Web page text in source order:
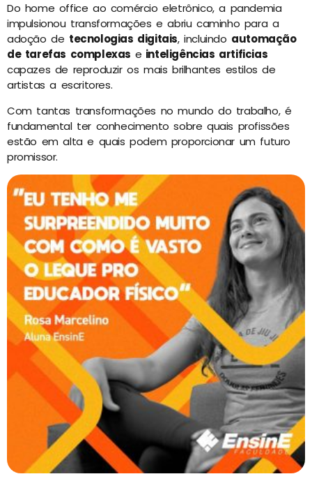
Do home office ao comércio eletrônico, a pandemia
impulsionou transformações e abriu caminho para a
adoção de tecnologias digitais, incluindo automação
de tarefas complexas e inteligências artificias
capazes de reproduzir os mais brilhantes estilos de
artistas a escritores.
Com tantas transformações no mundo do trabalho, é
fundamental ter conhecimento sobre quais profissões
estão em alta e quais podem proporcionar um futuro
promissor.